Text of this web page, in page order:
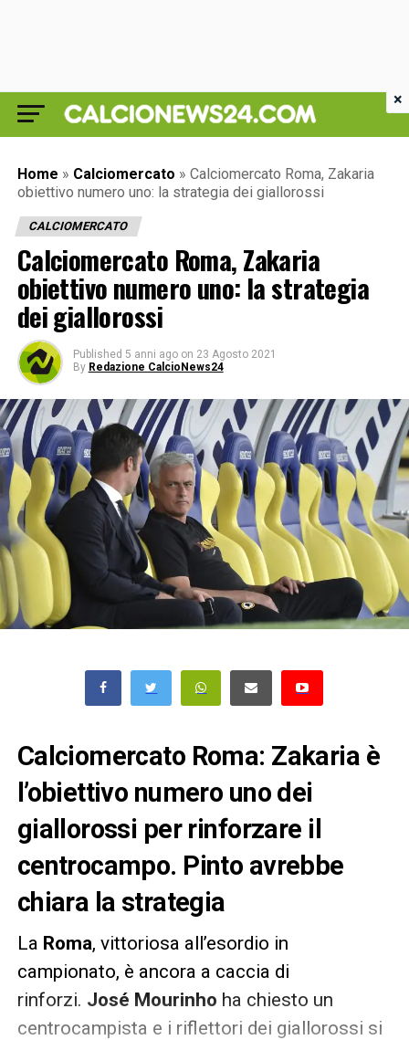
Home » Calciomercato » Calciomercato Roma, Zakaria
obiettivo numero uno: la strategia dei giallorossi
CALCIOMERCATO
Calciomercato Roma, Zakaria
obiettivo numero uno: la strategia
dei giallorossi
Published 5 anni ago on 23 Agosto 2021
By Redazione CalcioNews24
Calciomercato Roma: Zakaria è
l’obiettivo numero uno dei
giallorossi per rinforzare il
centrocampo. Pinto avrebbe
chiara la strategia
La Roma, vittoriosa all’esordio in
campionato, è ancora a caccia di
rinforzi. José Mourinho ha chiesto un
centrocampista e i riflettori dei giallorossi si
×